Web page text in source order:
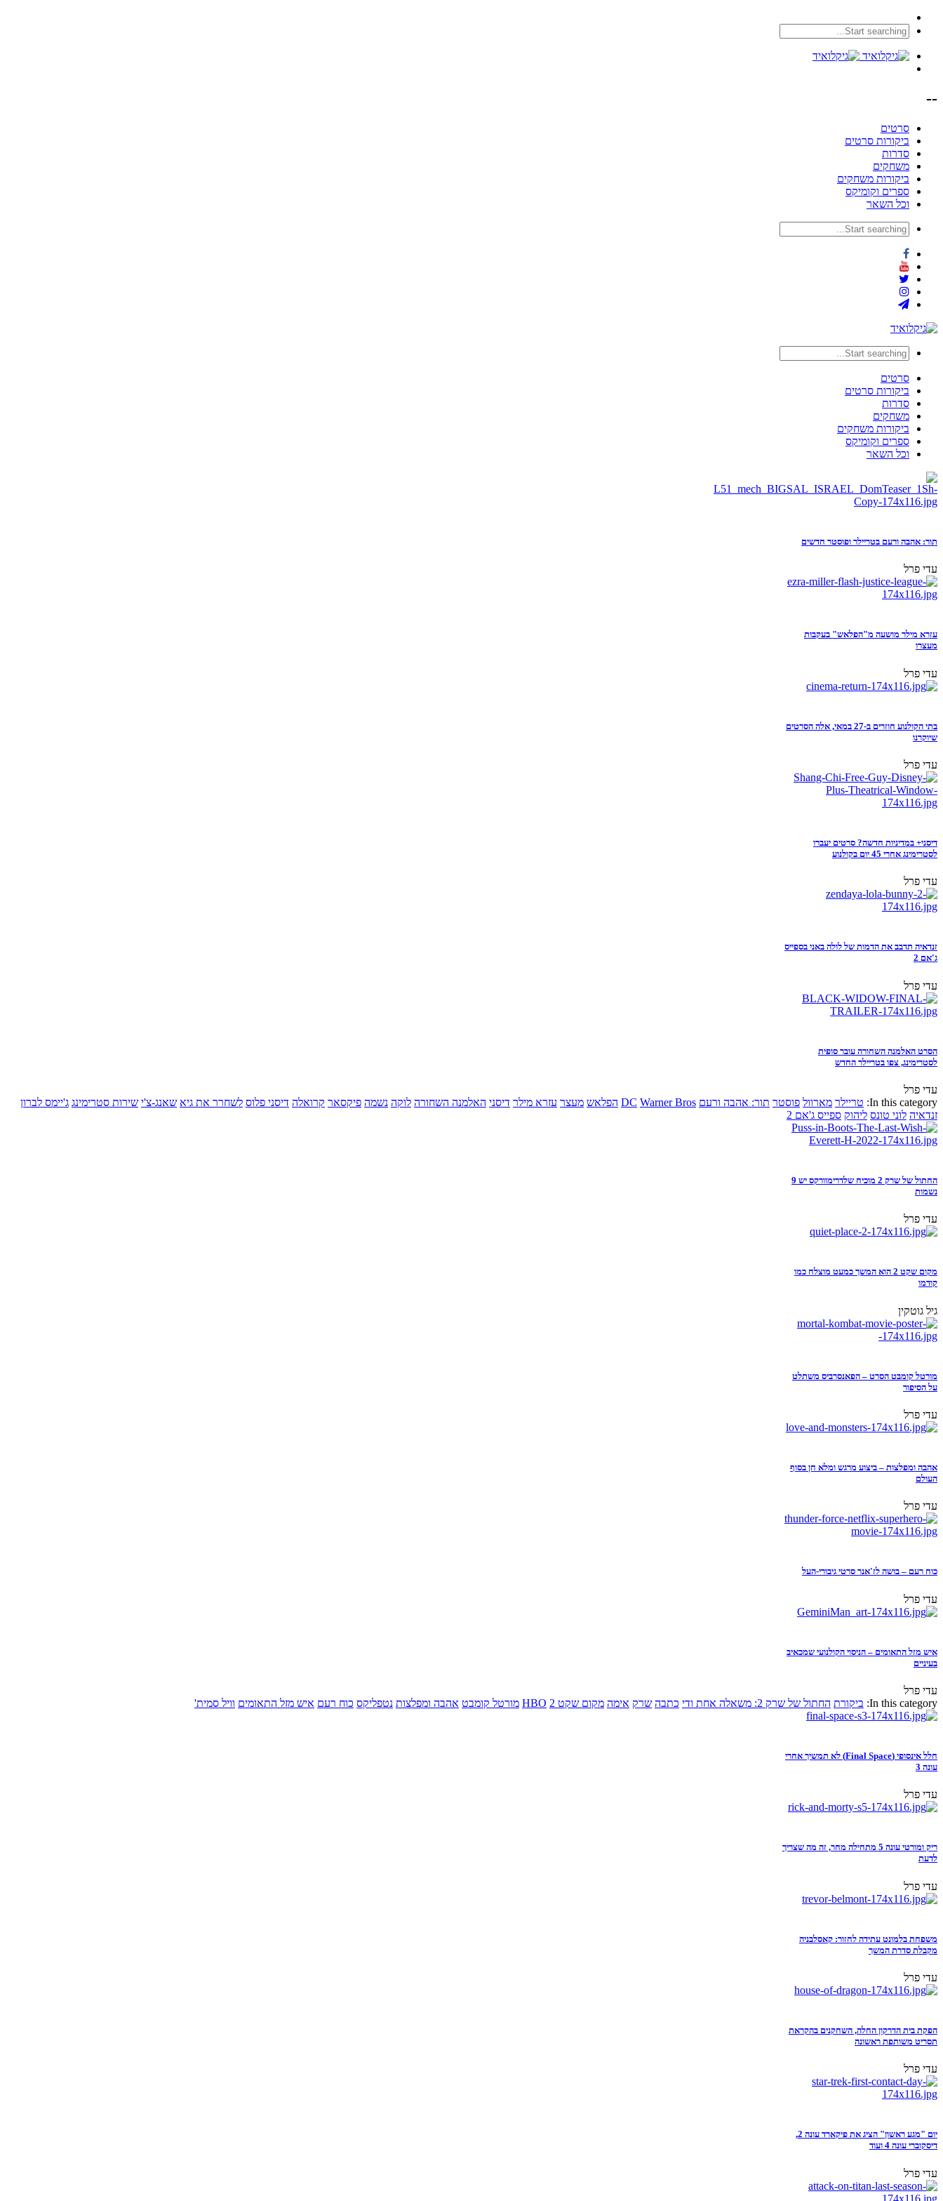
--
סרטים
ביקורות סרטים
סדרות
משחקים
ביקורות משחקים
ספרים וקומיקס
וכל השאר
סרטים
ביקורות סרטים
סדרות
משחקים
ביקורות משחקים
ספרים וקומיקס
וכל השאר
תור: אהבה ורעם בטריילר ופוסטר חדשים
עדי פרל
עזרא מילר מושעה מ"הפלאש" בעקבות
מעצרו
עדי פרל
בתי הקולנוע חוזרים ב-27 במאי, אלה הסרטים
שיוקרנו
עדי פרל
דיסני+ במדיניות חדשה? סרטים יעברו
לסטרימינג אחרי 45 יום בקולנוע
עדי פרל
זנדאיה תדבב את הדמות של לולה באני בספייס
ג'אם 2
עדי פרל
הסרט האלמנה השחורה עובר סופית
לסטרימינג, צפו בטריילר החדש
עדי פרל
In this category: טריילר מארוול פוסטר תור: אהבה ורעם DC Warner Bros הפלאש מעצר עזרא מילר דיסני האלמנה השחורה לוקה נשמה פיקסאר קרואלה דיסני פלוס לשחרר את גיא שאנג-צ'י שירות סטרימינג ג'יימס לברון
זנדאיה לוני טונס ליהוק ספייס ג'אם 2
החתול של שרק 2 מוכיח שלדרימוורקס יש 9
נשמות
עדי פרל
מקום שקט 2 הוא המשך כמעט מוצלח כמו
קודמו
גיל גוטקין
מורטל קומבט הסרט – הפאנסרביס משתלט
על הסיפור
עדי פרל
אהבה ומפלצות – ביצוע מרגש ומלא חן בסוף
העולם
עדי פרל
כוח רעם – בושה לז'אנר סרטי גיבורי-העל
עדי פרל
איש מזל התאומים – הניסוי הקולנועי שמכאיב
בעיניים
עדי פרל
In this category: ביקורת החתול של שרק 2: משאלה אחת ודי כתבה שרק אימה מקום שקט 2 HBO מורטל קומבט אהבה ומפלצות נטפליקס כוח רעם איש מזל התאומים וויל סמית'
חלל אינסופי (Final Space) לא תמשיך אחרי
עונה 3
עדי פרל
ריק ומורטי עונה 5 מתחילה מחר, זה מה שצריך
לדעת
עדי פרל
משפחת בלמונט עתידה לחזור: קאסלבניה
מקבלת סדרת המשך
עדי פרל
הפקת בית הדרקון החלה, השחקנים בהקראת
תסריט משותפת ראשונה
עדי פרל
יום "מגע ראשון" הציג את פיקארד עונה 2,
דיסקוברי עונה 4 ועוד
עדי פרל